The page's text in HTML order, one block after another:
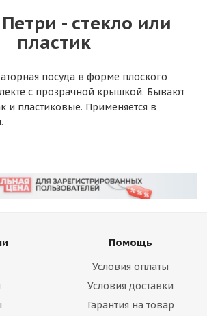
- стекло или
пластик
посуда в форме плоского
с прозрачной крышкой. Бывают
и пластиковые. Применяется в
Помощь
Условия оплаты
Условия доставки
Гарантия на товар